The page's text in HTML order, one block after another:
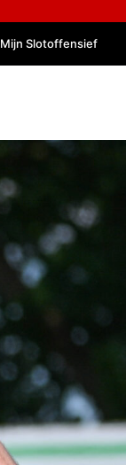
Mijn Slotoffensief